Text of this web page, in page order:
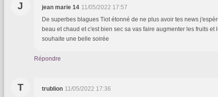
J jean marie 14 11/05/2022 17:57
De superbes blagues Tiot étonné de ne plus avoir tes news
beau et chaud et c'est bien sec sa vas faire augmenter les fruits et
souhaite une belle soirée
Répondre
T trublion 11/05/2022 17:36